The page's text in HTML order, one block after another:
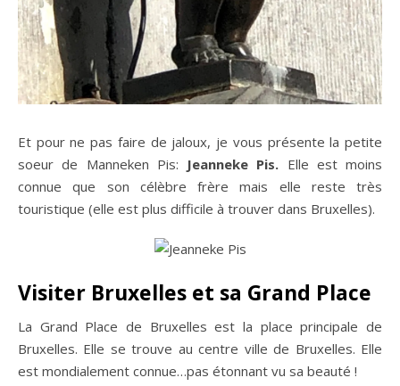
Et pour ne pas faire de jaloux, je vous présente la petite
soeur de Manneken Pis: Jeanneke Pis. Elle est moins
connue que son célèbre frère mais elle reste très
touristique (elle est plus difficile à trouver dans Bruxelles).
Visiter Bruxelles et sa Grand Place
La Grand Place de Bruxelles est la place principale de
Bruxelles. Elle se trouve au centre ville de Bruxelles. Elle
est mondialement connue…pas étonnant vu sa beauté !